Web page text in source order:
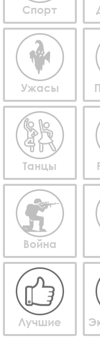
Спорт
Ужасы
Танцы
Война
Лучшие